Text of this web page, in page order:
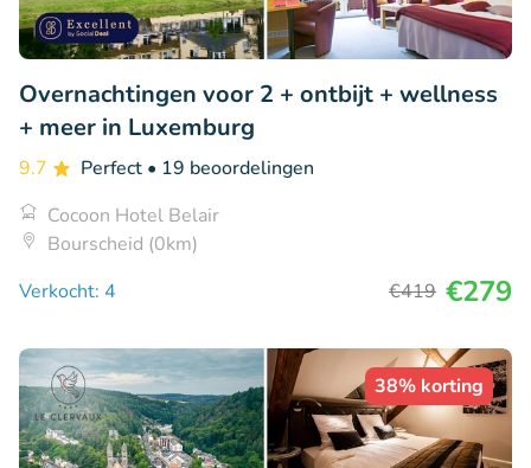
Overnachtingen voor 2 + ontbijt + wellness
+ meer in Luxemburg
9.7 Perfect • 19 beoordelingen
Cocoon Hotel Belair
Bourscheid (0km)
Verkocht: 4
€419 €279
38% korting